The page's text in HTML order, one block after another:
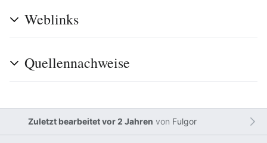
Weblinks
Quellennachweise
Zuletzt bearbeitet vor 2 Jahren von Fulgor